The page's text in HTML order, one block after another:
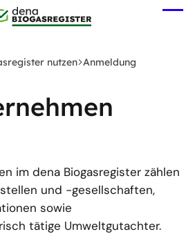
nutzen Anmeldung
im dena Biogasregister zählen
und -gesellschaften,
sowie
tätige Umweltgutachter.